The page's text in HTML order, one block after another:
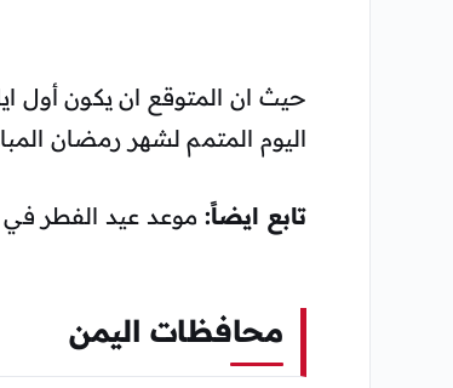
اليوم المتمم لشهر رمضان المبارك 30 رمضان 1443 ان شاء
تابع ايضاً: موعد عيد الفطر في
محافظات اليمن